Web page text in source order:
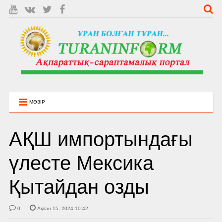
МӘЗІР
АҚШ импортындағы
үлесте Мексика
Қытайдан озды
0 Ақпан 15, 2024 10:42